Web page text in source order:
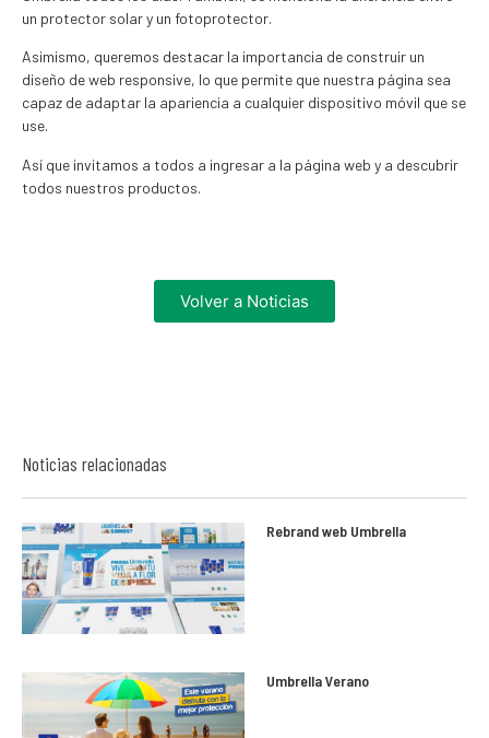
un protector solar y un fotoprotector.
Asimismo, queremos destacar la importancia de construir un
diseño de web responsive, lo que permite que nuestra página sea
capaz de adaptar la apariencia a cualquier dispositivo móvil que se
use.
Así que invitamos a todos a ingresar a la página web y a descubrir
todos nuestros productos.
Volver a Noticias
Noticias relacionadas
Rebrand web Umbrella
Umbrella Verano